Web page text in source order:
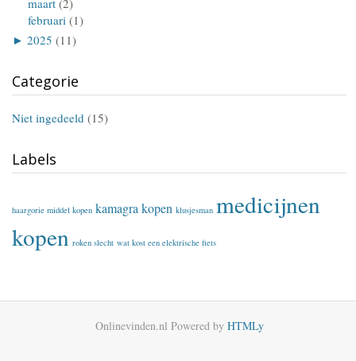
maart (2)
februari (1)
► 2025 (11)
Categorie
Niet ingedeeld (15)
Labels
haargorie middel kopen kamagra kopen klusjesman medicijnen
kopen roken slecht wat kost een elektrische fiets
Onlinevinden.nl Powered by HTMLy